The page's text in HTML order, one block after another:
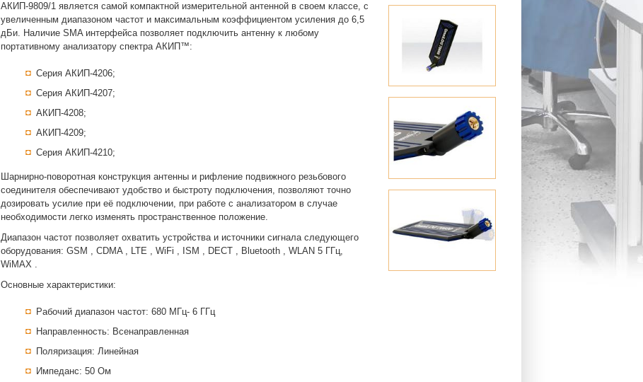
АКИП-9809/1 является самой компактной измерительной антенной в своем классе, с
увеличенным диапазоном частот и максимальным коэффициентом усиления до 6,5
дБи. Наличие SMA интерфейса позволяет подключить антенну к любому
портативному анализатору спектра АКИП™:
Серия АКИП-4206;
Серия АКИП-4207;
АКИП-4208;
АКИП-4209;
Серия АКИП-4210;
Шарнирно-поворотная конструкция антенны и рифление подвижного резьбового
соединителя обеспечивают удобство и быстроту подключения, позволяют точно
дозировать усилие при её подключении, при работе с анализатором в случае
необходимости легко изменять пространственное положение.
Диапазон частот позволяет охватить устройства и источники сигнала следующего
оборудования: GSM , CDMA , LTE , WiFi , ISM , DECT , Bluetooth , WLAN 5 ГГц,
WiMAX .
Основные характеристики:
Рабочий диапазон частот: 680 МГц- 6 ГГц
Направленность: Всенаправленная
Поляризация: Линейная
Импеданс: 50 Ом